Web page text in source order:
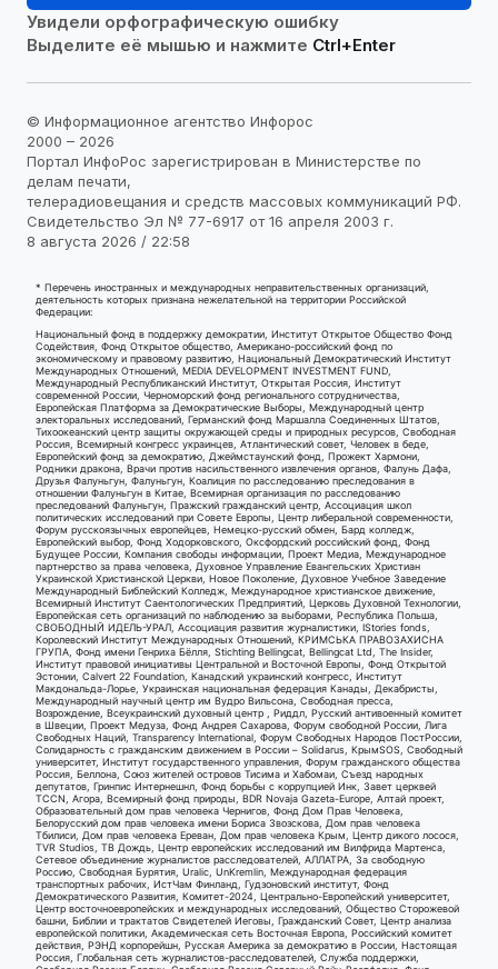
Увидели орфографическую ошибку
Выделите её мышью и нажмите Ctrl+Enter
© Информационное агентство Инфорос
2000 – 2026
Портал ИнфоРос зарегистрирован в Министерстве по
делам печати,
телерадиовещания и средств массовых коммуникаций РФ.
Свидетельство Эл № 77-6917 от 16 апреля 2003 г.
8 августа 2026 / 22:58